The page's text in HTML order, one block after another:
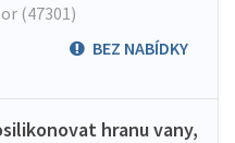
(47301)
BEZ NABÍDKY
hranu vany,